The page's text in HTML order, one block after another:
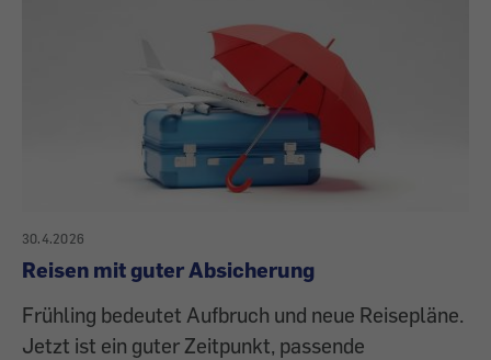
30.4.2026
Reisen mit guter Absicherung
Frühling bedeutet Aufbruch und neue Reisepläne.
Jetzt ist ein guter Zeitpunkt, passende